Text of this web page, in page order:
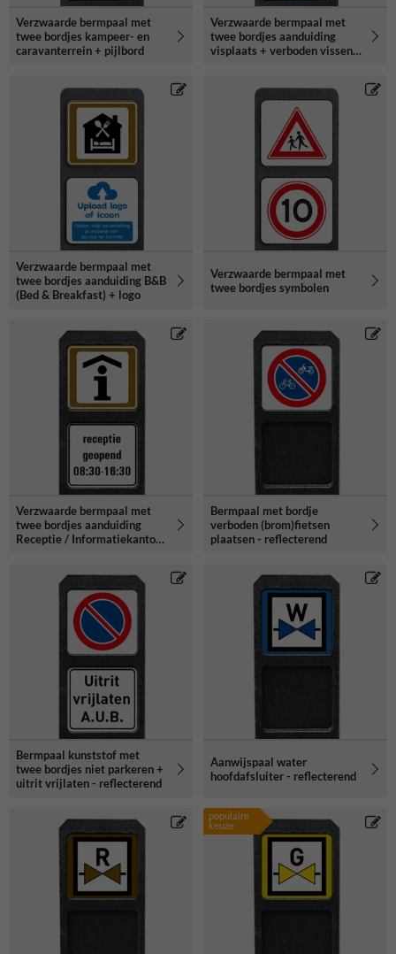
Verzwaarde bermpaal met
twee bordjes kampeer- en
caravanterrein + pijlbord
Verzwaarde bermpaal met
twee bordjes aanduiding
visplaats + verboden vissen
Verzwaarde bermpaal met
twee bordjes aanduiding B&B
(Bed & Breakfast) + logo
Verzwaarde bermpaal met
twee bordjes symbolen
Verzwaarde bermpaal met
twee bordjes aanduiding
Receptie / Informatiekantoor
Bermpaal met bordje
verboden (brom)fietsen
plaatsen - reflecterend
Bermpaal kunststof met
twee bordjes niet parkeren +
uitrit vrijlaten - reflecterend
Aanwijspaal water
hoofdafsluiter - reflecterend
populaire
keuze